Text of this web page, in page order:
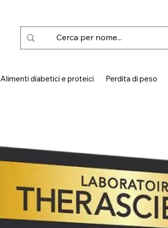
Alimenti diabetici e proteici Perdita di peso